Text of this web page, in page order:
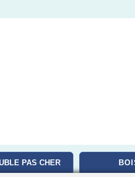
PAS CHER